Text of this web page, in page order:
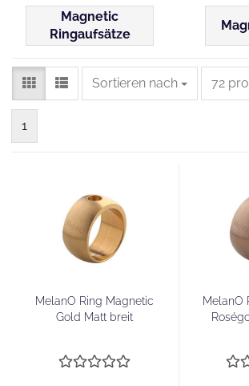
Magnetic
Ringaufsätze
Sortieren nach
Sortieren nach 72
pro
1
MelanO Ring Magnetic
Gold Matt breit
MelanO